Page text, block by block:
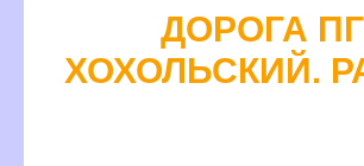
ДОРОГА
ХОХОЛЬСКИЙ.